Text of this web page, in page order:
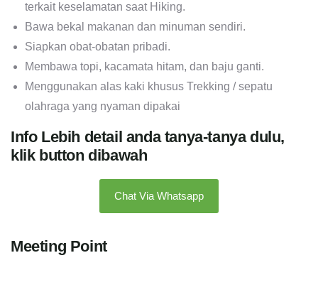
terkait keselamatan saat Hiking.
Bawa bekal makanan dan minuman sendiri.
Siapkan obat-obatan pribadi.
Membawa topi, kacamata hitam, dan baju ganti.
Menggunakan alas kaki khusus Trekking / sepatu
olahraga yang nyaman dipakai
Info Lebih detail anda tanya-tanya dulu,
klik button dibawah
Chat Via Whatsapp
Meeting Point